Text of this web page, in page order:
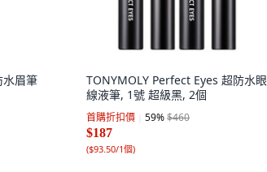
水眉筆
TONYMOLY Perfect Eyes 超防水眼
線液筆, 1號 超級黑, 2個
首購折扣價 59%$460
$187
($93.50/1個)